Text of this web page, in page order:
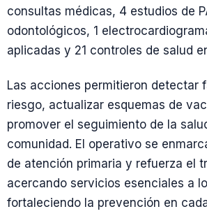
consultas médicas, 4 estudios de
odontológicos, 1
aplicadas y 21 controles de salud
Las acciones permitieron detectar
riesgo, actualizar esquemas de
promover el seguimiento de la
comunidad. El operativo se
de atención primaria y refuerza el
acercando servicios esenciales a
fortaleciendo la prevención en